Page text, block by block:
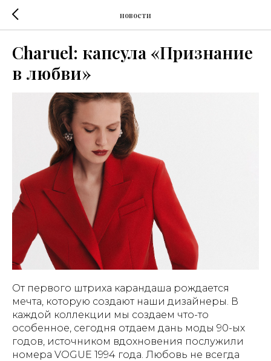
новости
Charuel: капсула «Признание
в любви»
От первого штриха карандаша рождается
мечта, которую создают наши дизайнеры. В
каждой коллекции мы создаем что-то
особенное, сегодня отдаем дань моды 90-ых
годов, источником вдохновения послужили
номера VOGUE 1994 года. Любовь не всегда